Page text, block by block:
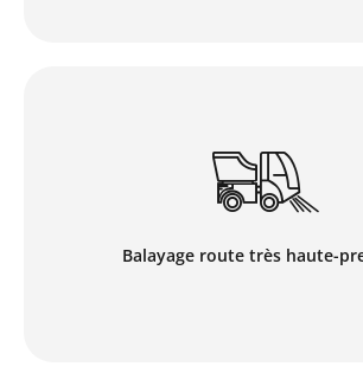
Balayage route très haute-
Notre société de nettoyage dispose
véhicules spécialisés, d’une puissance de
le décapage d’enrobés et le nettoyage
pression de vos voiries, chaussées,
sorties de carrières, décharges, sites